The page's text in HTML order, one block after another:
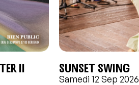
II Sunset swing
Samedi 12 Sep 2026